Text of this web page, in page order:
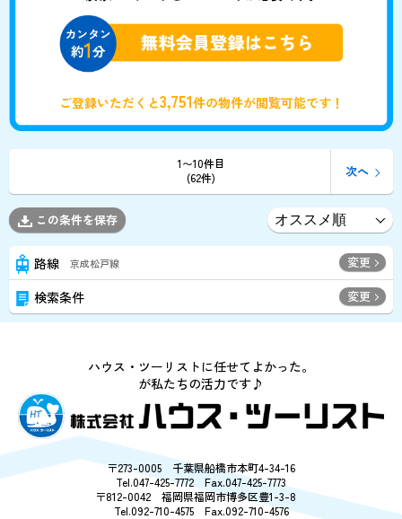
ご登録いただくと3,751件の物件が閲覧可能です！
1〜10件目
(62件)
次へ
この条件を保存
路線 京成松戸線 変更
検索条件 変更
ハウス・ツーリストに任せてよかった。
が私たちの活力です♪
〒273-0005 千葉県船橋市本町4-34-16
Tel.047-425-7772 Fax.047-425-7773
〒812-0042 福岡県福岡市博多区豊1-3-8
Tel.092-710-4575 Fax.092-710-4576